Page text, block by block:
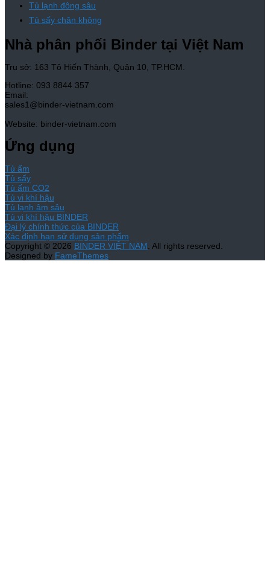
Tủ lạnh đông sâu
Tủ sấy chân không
Nhà phân phối Binder tại Việt Nam
Trụ sở: 163 Tô Hiến Thành, Quận 10, TP.HCM.
Hotline: 093 8844 357
Email:
sales1@binder-vietnam.com
Website: binder-vietnam.com
Ứng dụng
Tủ ấm
Tủ sấy
Tủ ấm CO2
Tủ vi khí hậu
Tủ lạnh âm sâu
Tủ vi khí hậu BINDER
Đại lý chính thức của BINDER
Xác định hạn sử dụng sản phẩm
Copyright © 2026 BINDER VIỆT NAM . All rights reserved.
Designed by FameThemes